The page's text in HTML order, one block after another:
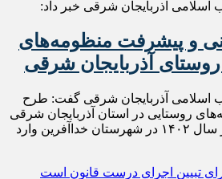
اسلامی آذربایجان شرقی خبر‌ داد:
و پیشرفت منظومه‌های
اسلامی آذربایجان شرقی گفت: طرح
روستایی در استان آذربایجان شرقی
با محوریت بنیاد مسکن در سال ۱۴۰۲ در شهرستان خداآفرین وارد